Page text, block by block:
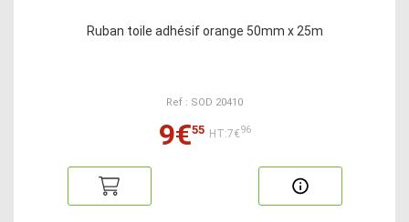
Ruban toile adhésif orange 50mm x 25m
Ref : SOD 20410
9€55 HT:7€96